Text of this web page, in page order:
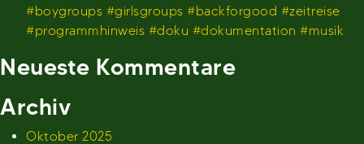
#boygroups #girlsgroups #backforgood #zeitreise
#programmhinweis #doku #dokumentation #musik
Neueste Kommentare
Archiv
Oktober 2025